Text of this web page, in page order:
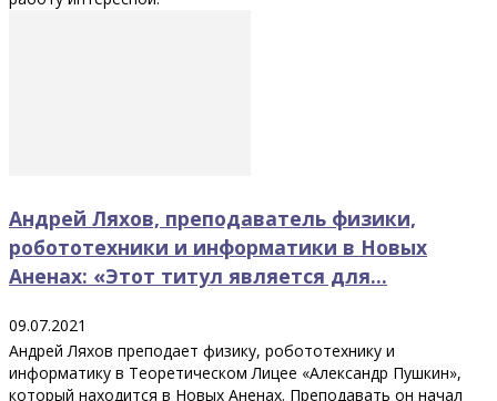
Андрей Ляхов, преподаватель физики,
робототехники и информатики в Новых
Аненах: «Этот титул является для...
09.07.2021
Андрей Ляхов преподает физику, робототехнику и
информатику в Теоретическом Лицее «Александр Пушкин»,
который находится в Новых Аненах. Преподавать он начал